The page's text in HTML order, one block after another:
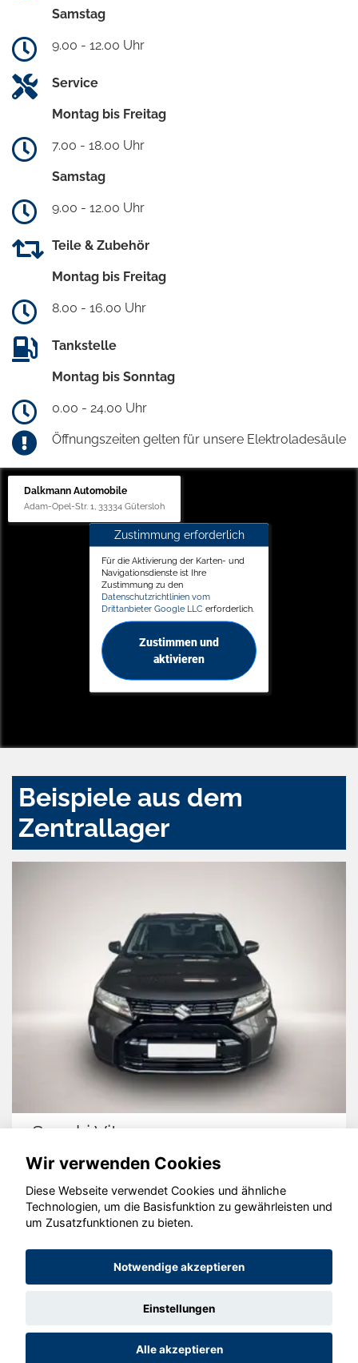
Samstag
9.00 - 12.00 Uhr
Service
Montag bis Freitag
7.00 - 18.00 Uhr
Samstag
9.00 - 12.00 Uhr
Teile & Zubehör
Montag bis Freitag
8.00 - 16.00 Uhr
Tankstelle
Montag bis Sonntag
0.00 - 24.00 Uhr
Öffnungszeiten gelten für unsere Elektroladesäule
Dalkmann Automobile
Adam-Opel-Str. 1, 33334 Gütersloh
Zustimmung erforderlich
Für die Aktivierung der Karten- und
Navigationsdienste ist Ihre
Zustimmung zu den
Datenschutzrichtlinien vom
Drittanbieter Google LLC erforderlich.
Zustimmen und
aktivieren
Beispiele aus dem
Zentrallager
Suzuki Vitara
© konjunkturmotor.de GmbH 2020 - 2026
Wir verwenden Cookies
Diese Webseite verwendet Cookies und ähnliche
Technologien, um die Basisfunktion zu gewährleisten und
um Zusatzfunktionen zu bieten.
Notwendige akzeptieren
Einstellungen
Alle akzeptieren